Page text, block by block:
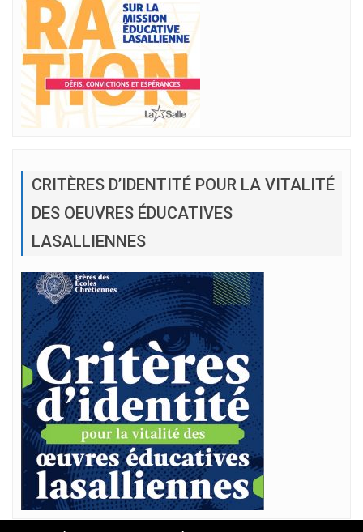
CRITÈRES D’IDENTITÉ POUR LA VITALITÉ
DES OEUVRES ÉDUCATIVES
LASALLIENNES